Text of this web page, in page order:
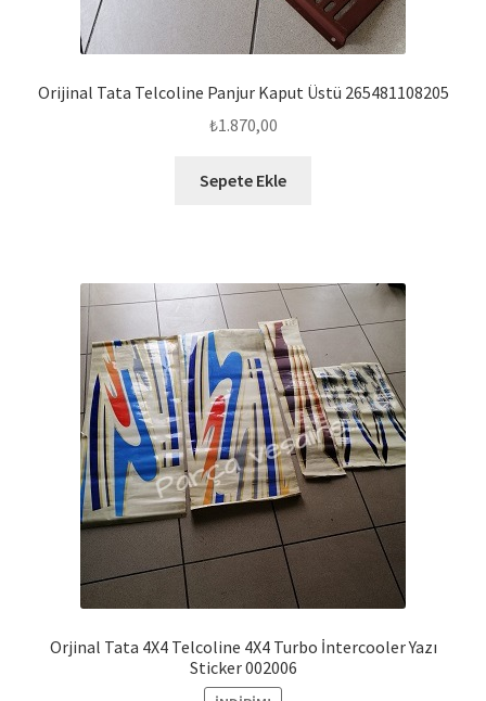
Orijinal Tata Telcoline Panjur Kaput Üstü 265481108205
₺1.870,00
Sepete Ekle
Orjinal Tata 4X4 Telcoline 4X4 Turbo İntercooler Yazı
Sticker 002006